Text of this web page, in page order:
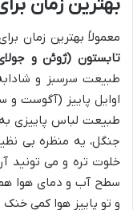
بهترین زمان
معمولاً بهترین زمان
تابستون (ژوئن و
طبیعت سرسبز و شادابه
اوایل پاییز (آگوست و
طبیعت لباس پاییزی
جنگل، یه منظره بی
خلوت تره و می تونید
سطح آب و دمای هوا هم
و تو پاییز هوا کمی